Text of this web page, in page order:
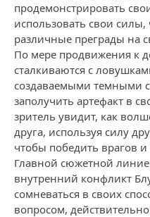
продемонстрировать
использовать свои
различные преграды на
По мере продвижения к
сталкиваются с
создаваемыми темными
заполучить артефакт в
зритель увидит, как
друга, используя силу
чтобы победить врагов
Главной сюжетной
внутренний конфликт
сомневаться в своих
вопросом,